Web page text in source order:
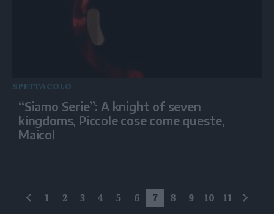
SPETTACOLO
“Siamo Serie”: A knight of seven
kingdoms, Piccole cose come queste,
Maicol
precedente
1 2 3 4 5 6 7 8 9 10 11